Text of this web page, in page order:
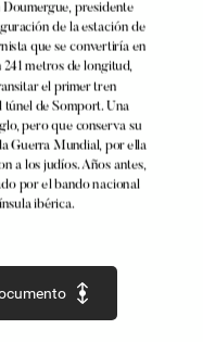
Doumergue, presidente
de la estación de
que se convertiría en
241 metros de longitud,
el primer tren
túnel de Somport. Una
pero que conserva su
Guerra Mundial, por ella
a los judíos.Años antes,
por el bando nacional
ibérica.